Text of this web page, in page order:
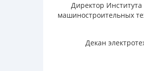
Директор
машиностроительных
Декан